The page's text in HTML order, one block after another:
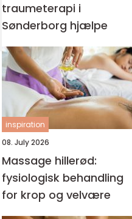
traumeterapi i
Sønderborg hjælpe
inspiration
08. July 2026
Massage hillerød:
fysiologisk behandling
for krop og velvære